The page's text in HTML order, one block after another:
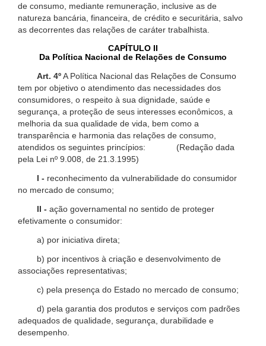
de consumo, mediante remuneração, inclusive as de
natureza bancária, financeira, de crédito e securitária, salvo
as decorrentes das relações de caráter trabalhista.
CAPÍTULO II
Da Política Nacional de Relações de Consumo
Art. 4ºA Política Nacional das Relações de Consumo
tem por objetivo o atendimento das necessidades dos
consumidores, o respeito à sua dignidade, saúde e
segurança, a proteção de seus interesses econômicos, a
melhoria da sua qualidade de vida, bem como a
transparência e harmonia das relações de consumo,
atendidos os seguintes princípios: (Redação dada
pela Lei nº 9.008, de 21.3.1995)
I - reconhecimento da vulnerabilidade do consumidor
no mercado de consumo;
II - ação governamental no sentido de proteger
efetivamente o consumidor:
a) por iniciativa direta;
b) por incentivos à criação e desenvolvimento de
associações representativas;
c) pela presença do Estado no mercado de consumo;
d) pela garantia dos produtos e serviços com padrões
adequados de qualidade, segurança, durabilidade e
desempenho.